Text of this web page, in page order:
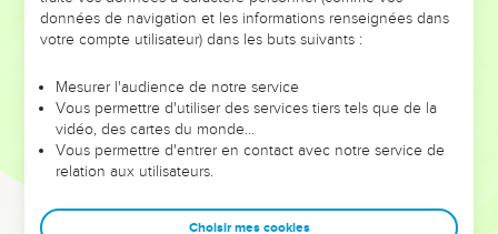
VOTRES ?
leur foi ou leur vision. Mais on voit moins les doutes, les erreurs
et les saisons difficiles qu'ils ont traversés, alors même que ce
sont elles qui les ont façonnés.
Dans cette conférence, leaders, entrepreneurs, et responsables
clés pour avancer avec plus de sagesse afin que leurs erreurs
données de navigation et les informations renseignées dans
votre compte utilisateur) dans les buts suivants :
Mesurer l'audience de notre service
Vous permettre d'utiliser des services tiers tels que de la
vidéo, des cartes du monde…
Vous permettre d'entrer en contact avec notre service de
relation aux utilisateurs.
Choisir mes cookies